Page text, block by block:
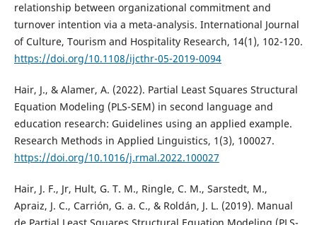
relationship between organizational commitment and
turnover intention via a meta-analysis. International Journal
of Culture, Tourism and Hospitality Research, 14(1), 102-120.
https://doi.org/10.1108/ijcthr-05-2019-0094
Hair, J., & Alamer, A. (2022). Partial Least Squares Structural
Equation Modeling (PLS-SEM) in second language and
education research: Guidelines using an applied example.
Research Methods in Applied Linguistics, 1(3), 100027.
https://doi.org/10.1016/j.rmal.2022.100027
Hair, J. F., Jr, Hult, G. T. M., Ringle, C. M., Sarstedt, M.,
Apraiz, J. C., Carrión, G. a. C., & Roldán, J. L. (2019). Manual